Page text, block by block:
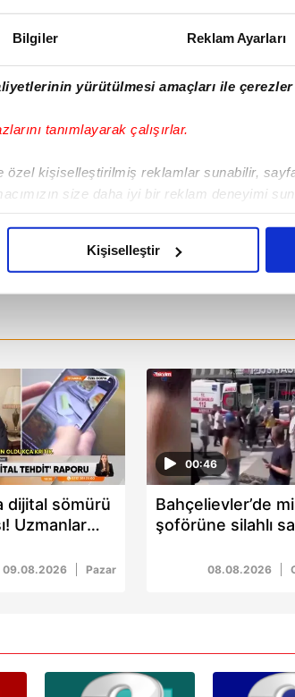
Bilgiler Reklam Ayarları
yürütülmesi amaçları ile çerezler
tanımlayarak çalışırlar.
kişiselleştirilmiş reklamlar sunabilir,
size daha iyi bir reklam deneyimi
Sitemizde kendimize ve üçüncü
işlenmekte olup gerekli olan çerezler bilgi
sınırlı olarak açık rızanız
panel vasıtasıyla belirleyebilirsiniz.
Metnimizi ziyaret edebilirsiniz.
ilgili bilgi almak için lütfentıklayınız.
Kişiselleştir
dijital sömürü
Uzmanlar
09.08.2026 Pazar
00:46
Bahçelievler’de
şoförüne silahlı
08.08.2026